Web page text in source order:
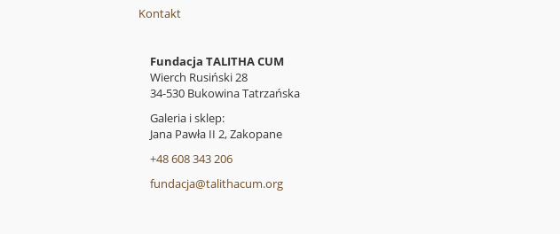
Kontakt
Fundacja TALITHA CUM
Wierch Rusiński 28
34-530 Bukowina Tatrzańska
Galeria i sklep:
Jana Pawła II 2, Zakopane
+48 608 343 206
fundacja@talithacum.org